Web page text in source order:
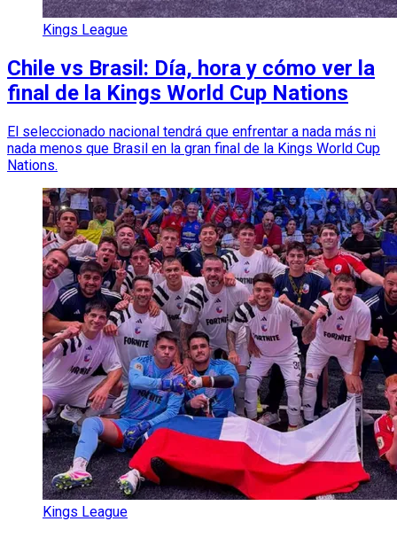
Kings League
Chile vs Brasil: Día, hora y cómo ver la
final de la Kings World Cup Nations
El seleccionado nacional tendrá que enfrentar a nada más ni
nada menos que Brasil en la gran final de la Kings World Cup
Nations.
Kings League